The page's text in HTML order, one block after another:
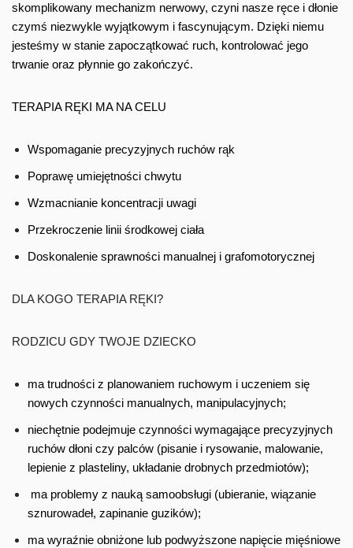
skomplikowany mechanizm nerwowy, czyni nasze ręce i dłonie
czymś niezwykle wyjątkowym i fascynującym. Dzięki niemu
jesteśmy w stanie zapoczątkować ruch, kontrolować jego
trwanie oraz płynnie go zakończyć.
TERAPIA RĘKI MA NA CELU
Wspomaganie precyzyjnych ruchów rąk
Poprawę umiejętności chwytu
Wzmacnianie koncentracji uwagi
Przekroczenie linii środkowej ciała
Doskonalenie sprawności manualnej i grafomotorycznej
DLA KOGO TERAPIA RĘKI?
RODZICU GDY TWOJE DZIECKO
ma trudności z planowaniem ruchowym i uczeniem się
nowych czynności manualnych, manipulacyjnych;
niechętnie podejmuje czynności wymagające precyzyjnych
ruchów dłoni czy palców (pisanie i rysowanie, malowanie,
lepienie z plasteliny, układanie drobnych przedmiotów);
ma problemy z nauką samoobsługi (ubieranie, wiązanie
sznurowadeł, zapinanie guzików);
ma wyraźnie obniżone lub podwyższone napięcie mięśniowe